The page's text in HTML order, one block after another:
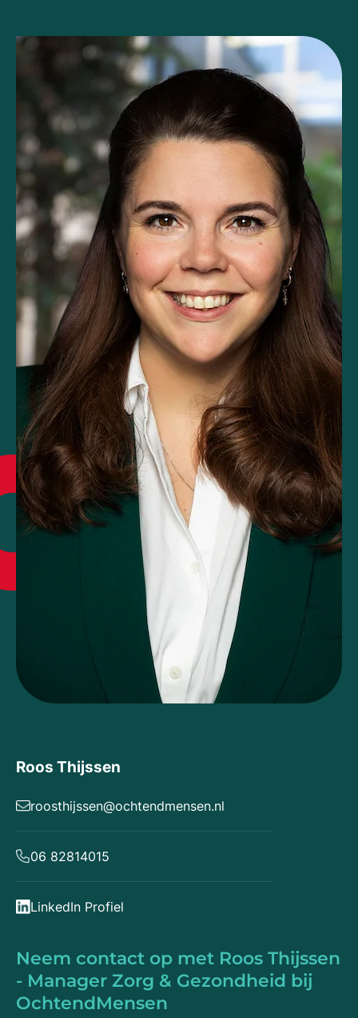
Roos Thijssen
roosthijssen@ochtendmensen.nl
06 82814015
LinkedIn Profiel
Neem contact op met Roos Thijssen
- Manager Zorg & Gezondheid bij
OchtendMensen